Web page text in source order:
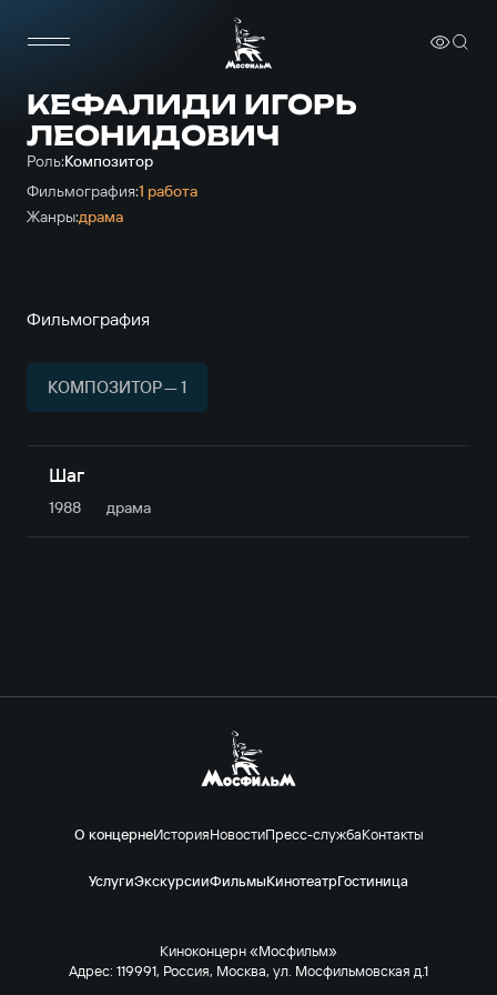
КЕФАЛИДИ ИГОРЬ
ЛЕОНИДОВИЧ
Роль:Композитор
Фильмография:1 работа
Жанры:драма
Фильмография
КОМПОЗИТОР — 1
Шаг
1988 драма
О концернеИсторияНовостиПресс-службаКонтакты
УслугиЭкскурсииФильмыКинотеатрГостиница
Киноконцерн «Мосфильм»
Адрес: 119991, Россия, Москва, ул. Мосфильмовская д.1